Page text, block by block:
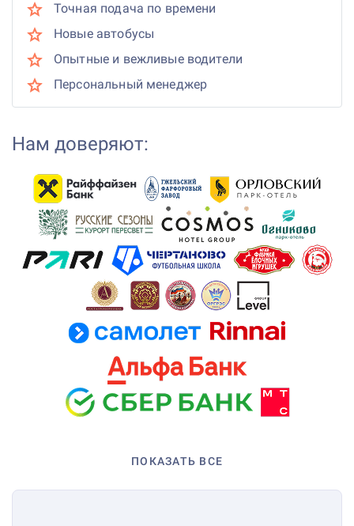
Точная подача по времени
Новые автобусы
Опытные и вежливые водители
Персональный менеджер
Нам доверяют:
ПОКАЗАТЬ ВСЕ